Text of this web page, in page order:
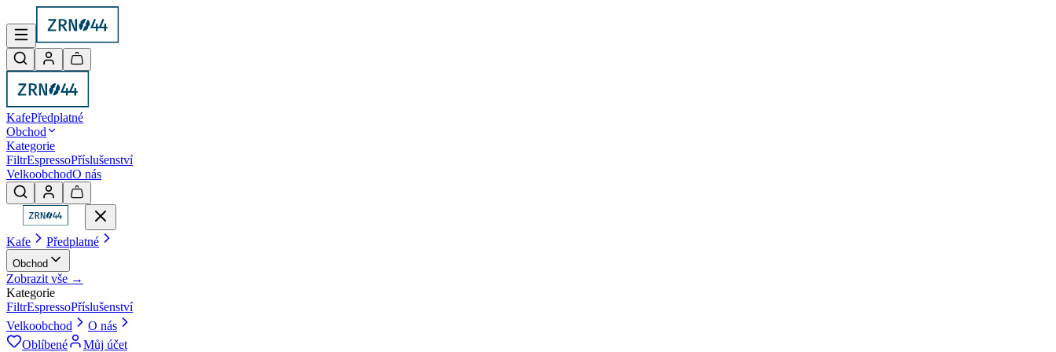
KafePředplatné
Obchod
Kategorie
FiltrEspressoPříslušenství
VelkoobchodO nás
Kafe Předplatné
Obchod
Zobrazit vše →
Kategorie
FiltrEspressoPříslušenství
Velkoobchod
O nás
Oblíbené
Můj účet